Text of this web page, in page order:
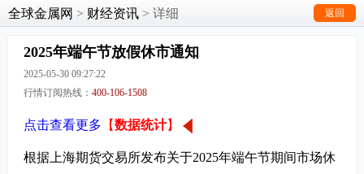
返回
全球金属网 > 财经资讯 > 详细
2025年端午节放假休市通知
2025-05-30 09:27:22
行情订阅热线： 400-106-1508
点击查看更多 【数据统计】
根据上海期货交易所发布关于2025年端午节期间市场休